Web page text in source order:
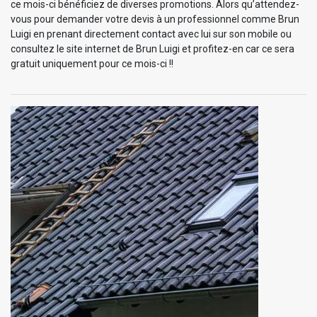
ce mois-ci bénéficiez de diverses promotions. Alors qu’attendez-
vous pour demander votre devis à un professionnel comme Brun
Luigi en prenant directement contact avec lui sur son mobile ou
consultez le site internet de Brun Luigi et profitez-en car ce sera
gratuit uniquement pour ce mois-ci !!